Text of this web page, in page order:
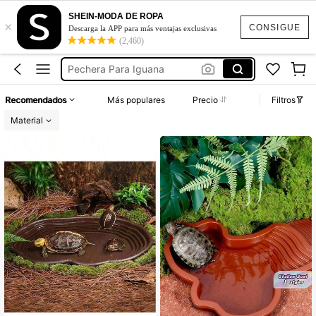
CONSIGUE
×
SHEIN-MODA DE ROPA
Descarga la APP para más ventajas exclusivas
(2,460)
Tortuguero
Correa Para Iguana
Iguanas Accesorios
Pechera Para Iguana
Recomendados Más populares Precio
Filtros
Material